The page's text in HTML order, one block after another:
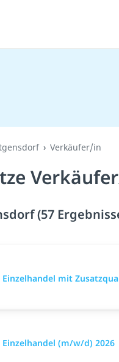
Verkäufer/in
(57
mit
(m/w/d) 2026